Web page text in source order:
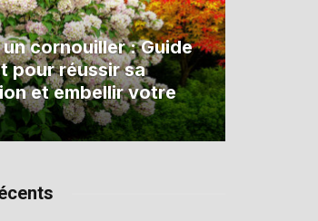
cornouiller : Guide
pour réussir sa
et embellir votre